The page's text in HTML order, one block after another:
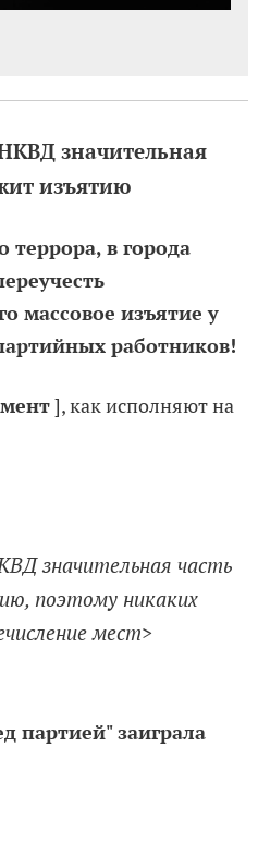
значительная
изъятию
в города
массовое изъятие у
работников!
], как исполняют на
значительная часть
поэтому никаких
мест>
партией" заиграла